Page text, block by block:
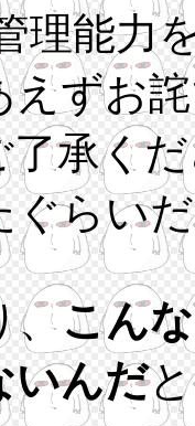
理能力
えずお
了承く
ぐらい
、こん
いんだ